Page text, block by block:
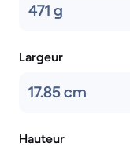
471 g
Largeur
17.85 cm
Hauteur